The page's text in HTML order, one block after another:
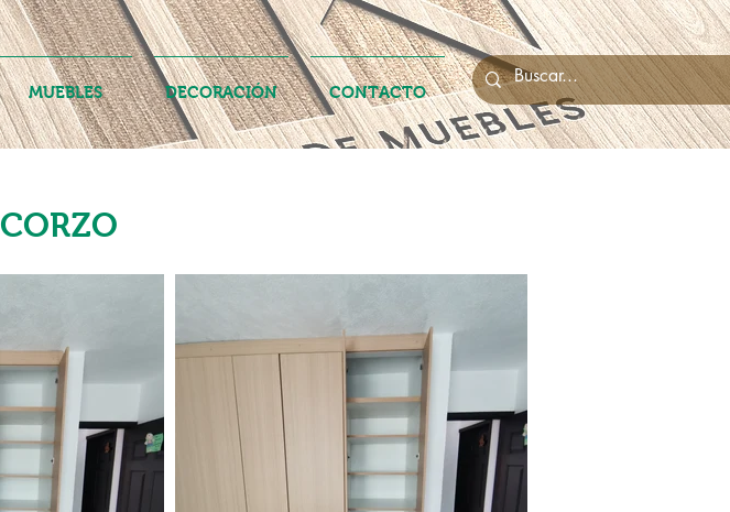
MUEBLES DECORACIÓN CONTACTO